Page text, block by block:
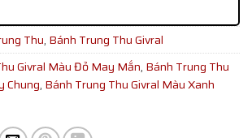
Thu, Bánh Trung Thu Givral
Givral Màu Đỏ May Mắn, Bánh Trung Thu
Chung, Bánh Trung Thu Givral Màu Xanh